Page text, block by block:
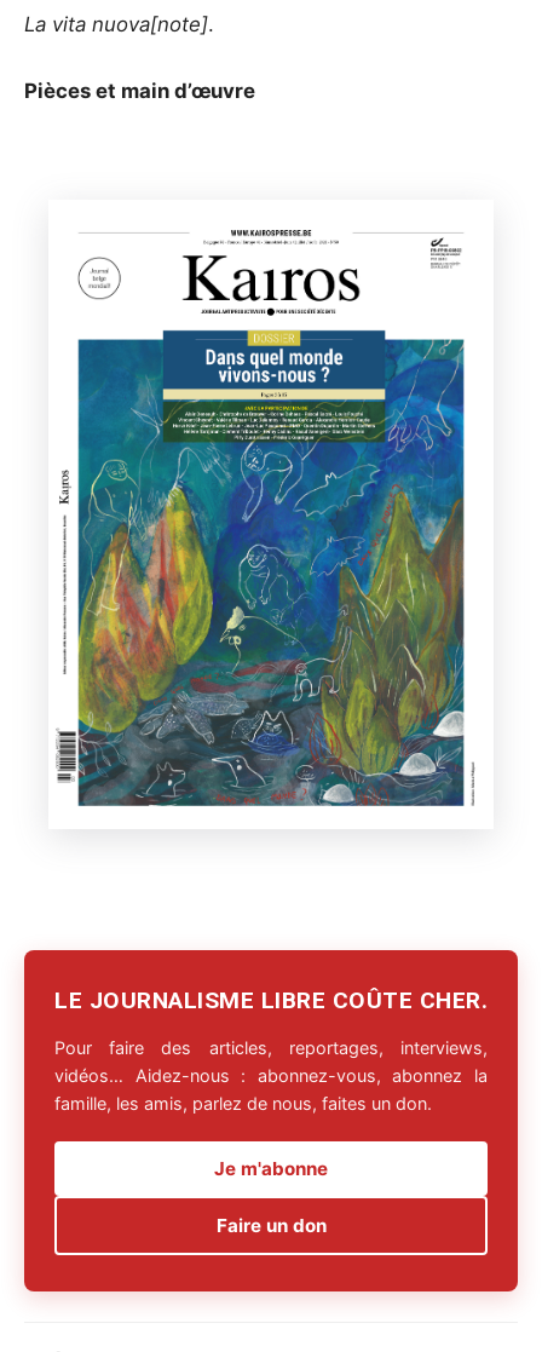
La vita nuova[note].
Pièces et main d’œuvre
LE JOURNALISME LIBRE COÛTE CHER.
Pour faire des articles, reportages, interviews,
vidéos… Aidez-nous : abonnez-vous, abonnez la
famille, les amis, parlez de nous, faites un don.
Je m'abonne
Faire un don